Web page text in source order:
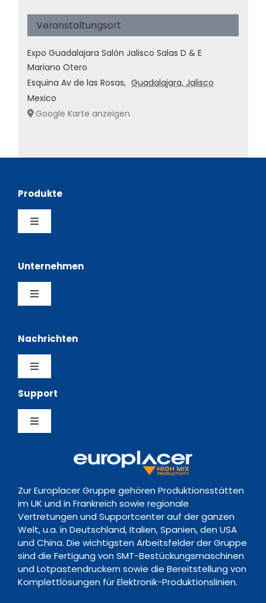
Veranstaltungsort
Expo Guadalajara Salón Jalisco Salas D & E
Mariano Otero
Esquina Av de las Rosas, Guadalajara, Jalisco
Mexico
Google Karte anzeigen
Produkte
Toggle
SMT Schablonendrucker
Software
Feeder
Unternehmen
Toggle
Vertretungen
Datenschutzerklärung
Nachrichten
Toggle
Navigation
Erfahrungsberichte
Nachrichten
Support
Toggle
Downloads
Schulungsakademie
Zur Europlacer Gruppe gehören Produktionsstätten
im UK und in Frankreich sowie regionale
Vertretungen und Supportcenter auf der ganzen
Welt, u.a. in Deutschland, Italien, Spanien, den USA
und China. Die wichtigsten Arbeitsfelder der Gruppe
sind die Fertigung von SMT-Bestückungsmaschinen
und Lotpastendruckern sowie die Bereitstellung von
Komplettlösungen für Elektronik-Produktionslinien.